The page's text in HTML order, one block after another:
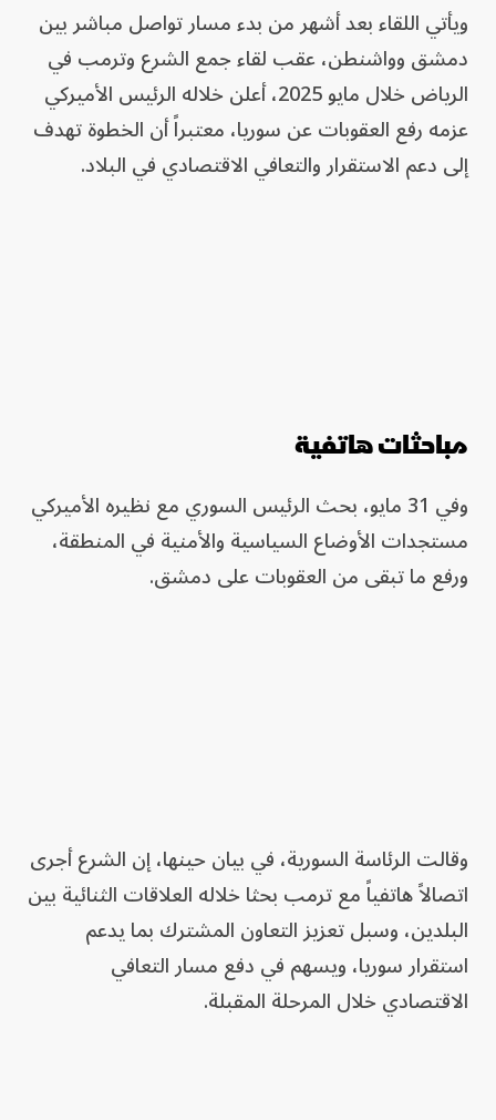
ويأتي اللقاء بعد أشهر من بدء مسار تواصل مباشر بين
دمشق وواشنطن، عقب لقاء جمع الشرع وترمب في
الرياض خلال مايو 2025، أعلن خلاله الرئيس الأميركي
عزمه رفع العقوبات عن سوريا، معتبراً أن الخطوة تهدف
إلى دعم الاستقرار والتعافي الاقتصادي في البلاد.
مباحثات هاتفية
وفي 31 مايو، بحث الرئيس السوري مع نظيره الأميركي
مستجدات الأوضاع السياسية والأمنية في المنطقة،
ورفع ما تبقى من العقوبات على دمشق.
وقالت الرئاسة السورية، في بيان حينها، إن الشرع أجرى
اتصالاً هاتفياً مع ترمب بحثا خلاله العلاقات الثنائية بين
البلدين، وسبل تعزيز التعاون المشترك بما يدعم
استقرار سوريا، ويسهم في دفع مسار التعافي
الاقتصادي خلال المرحلة المقبلة.